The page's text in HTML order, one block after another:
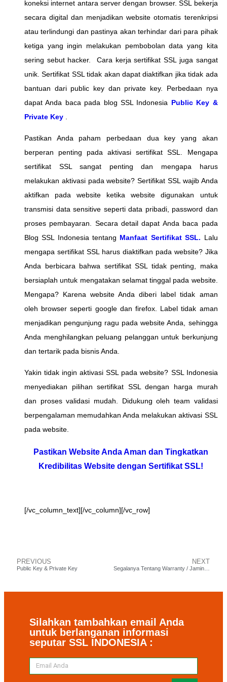
koneksi internet antara server dengan browser. SSL bekerja
secara digital dan menjadikan website otomatis terenkripsi
atau terlindungi dan pastinya akan terhindar dari para pihak
ketiga yang ingin melakukan pembobolan data yang kita
sering sebut hacker. Cara kerja sertifikat SSL juga sangat
unik. Sertifikat SSL tidak akan dapat diaktifkan jika tidak ada
bantuan dari public key dan private key. Perbedaan nya
dapat Anda baca pada blog SSL Indonesia Public Key &
Private Key
Pastikan Anda paham perbedaan dua key yang akan
berperan penting pada aktivasi sertifikat SSL. Mengapa
sertifikat SSL sangat penting dan mengapa harus
melakukan aktivasi pada website? Sertifikat SSL wajib Anda
aktifkan pada website ketika website digunakan untuk
transmisi data sensitive seperti data pribadi, password dan
proses pembayaran. Secara detail dapat Anda baca pada
Blog SSL Indonesia tentang Manfaat Sertifikat SSL. Lalu
mengapa sertifikat SSL harus diaktifkan pada website? Jika
Anda berbicara bahwa sertifikat SSL tidak penting, maka
bersiaplah untuk mengatakan selamat tinggal pada website.
Mengapa? Karena website Anda diberi label tidak aman
oleh browser seperti google dan firefox. Label tidak aman
menjadikan pengunjung ragu pada website Anda, sehingga
Anda menghilangkan peluang pelanggan untuk berkunjung
dan tertarik pada bisnis Anda.
Yakin tidak ingin aktivasi SSL pada website? SSL Indonesia
menyediakan pilihan sertifikat SSL dengan harga murah
dan proses validasi mudah. Didukung oleh team validasi
berpengalaman memudahkan Anda melakukan aktivasi SSL
pada website.
Pastikan Website Anda Aman dan Tingkatkan
Kredibilitas Website dengan Sertifikat SSL!
[/vc_column_text][/vc_column][/vc_row]
PREVIOUS
Public Key & Private Key
NEXT
Segalanya Tentang Warranty / Jaminan Sertifikat SSL
Silahkan tambahkan email Anda
untuk berlanganan informasi
seputar SSL INDONESIA :